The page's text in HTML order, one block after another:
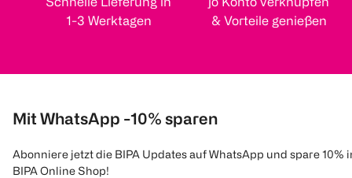
1-3 Werktagen
& Vorteile genießen
Mit WhatsApp -10% sparen
Abonniere jetzt die BIPA Updates auf WhatsApp und spare 10%
BIPA Online Shop!